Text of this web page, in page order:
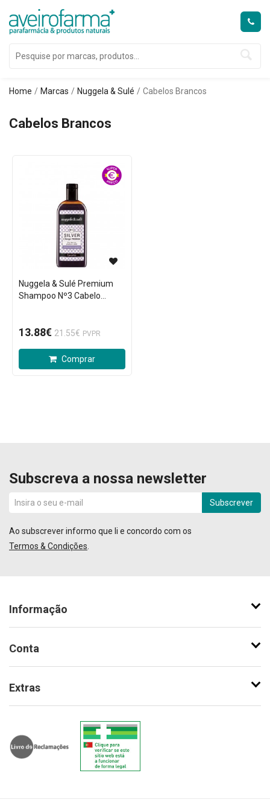
Home Marcas Nuggela & Sulé Cabelos Brancos
Cabelos Brancos
Nuggela & Sulé Premium
Shampoo Nº3 Cabelo
13.88€ 21.55€ PVPR
Comprar
Subscreva a nossa newsletter
Subscrever
Ao subscrever informo que li e concordo com os
Termos & Condições
Informação
Conta
Extras